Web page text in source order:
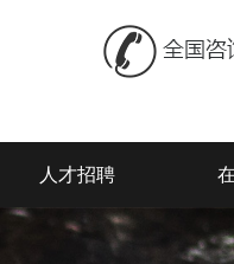
人才招聘